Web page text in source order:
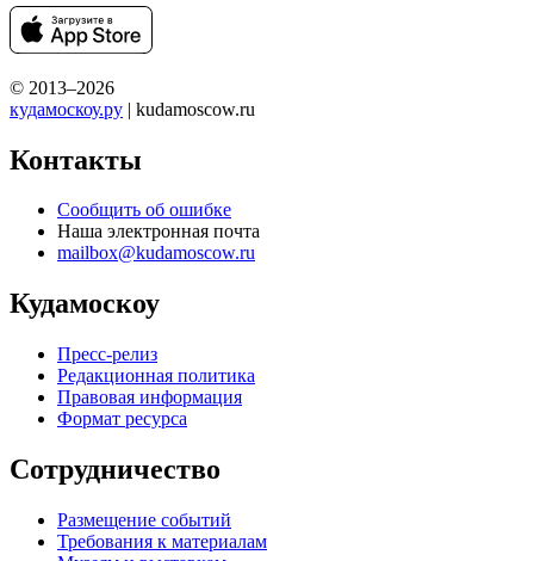
© 2013–2026
кудамоскоу.ру | kudamoscow.ru
Контакты
Сообщить об ошибке
Наша электронная почта
mailbox@kudamoscow.ru
Кудамоскоу
Пресс-релиз
Редакционная политика
Правовая информация
Формат ресурса
Сотрудничество
Размещение событий
Требования к материалам